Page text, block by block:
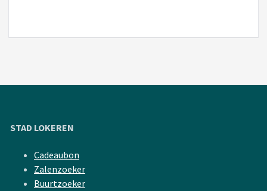
STAD LOKEREN
Cadeaubon
Zalenzoeker
Buurtzoeker